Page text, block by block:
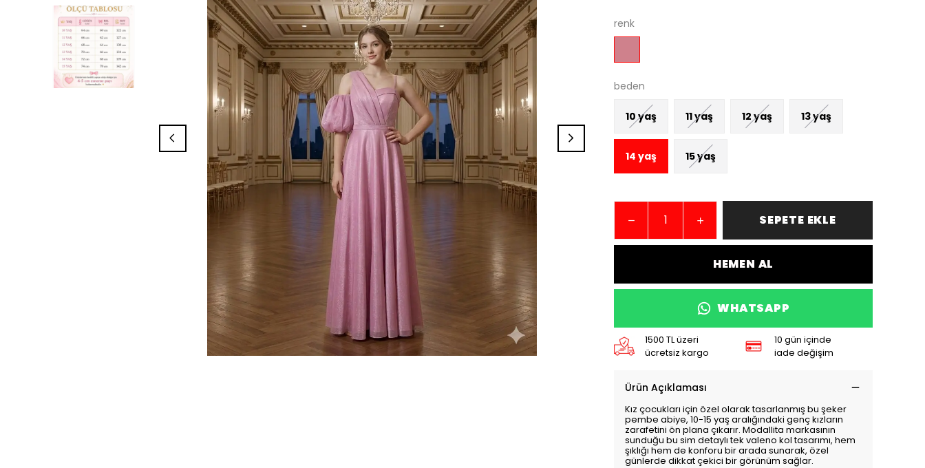
renk
beden
10 yaş 11 yaş 12 yaş 13 yaş
14 yaş 15 yaş
SEPETE EKLE
HEMEN AL
WHATSAPP
1500 TL üzeri
ücretsiz kargo
10 gün içinde
iade değişim
Ürün Açıklaması
Kız çocukları için özel olarak tasarlanmış bu şeker
pembe abiye, 10-15 yaş aralığındaki genç kızların
zarafetini ön plana çıkarır. Modallita markasının
sunduğu bu sim detaylı tek valeno kol tasarımı, hem
şıklığı hem de konforu bir arada sunarak, özel
günlerde dikkat çekici bir görünüm sağlar.